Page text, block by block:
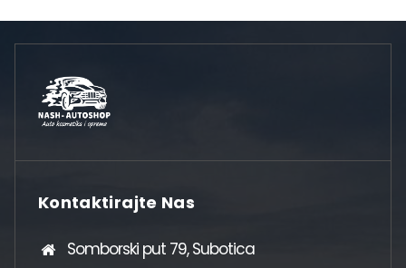
Kontaktirajte Nas
Somborski put 79, Subotica